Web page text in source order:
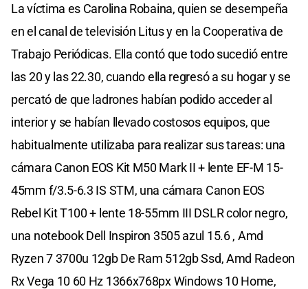
La víctima es Carolina Robaina, quien se desempeña
en el canal de televisión Litus y en la Cooperativa de
Trabajo Periódicas. Ella contó que todo sucedió entre
las 20 y las 22.30, cuando ella regresó a su hogar y se
percató de que ladrones habían podido acceder al
interior y se habían llevado costosos equipos, que
habitualmente utilizaba para realizar sus tareas: una
cámara Canon EOS Kit M50 Mark II + lente EF-M 15-
45mm f/3.5-6.3 IS STM, una cámara Canon EOS
Rebel Kit T100 + lente 18-55mm III DSLR color negro,
una notebook Dell Inspiron 3505 azul 15.6 , Amd
Ryzen 7 3700u 12gb De Ram 512gb Ssd, Amd Radeon
Rx Vega 10 60 Hz 1366x768px Windows 10 Home,